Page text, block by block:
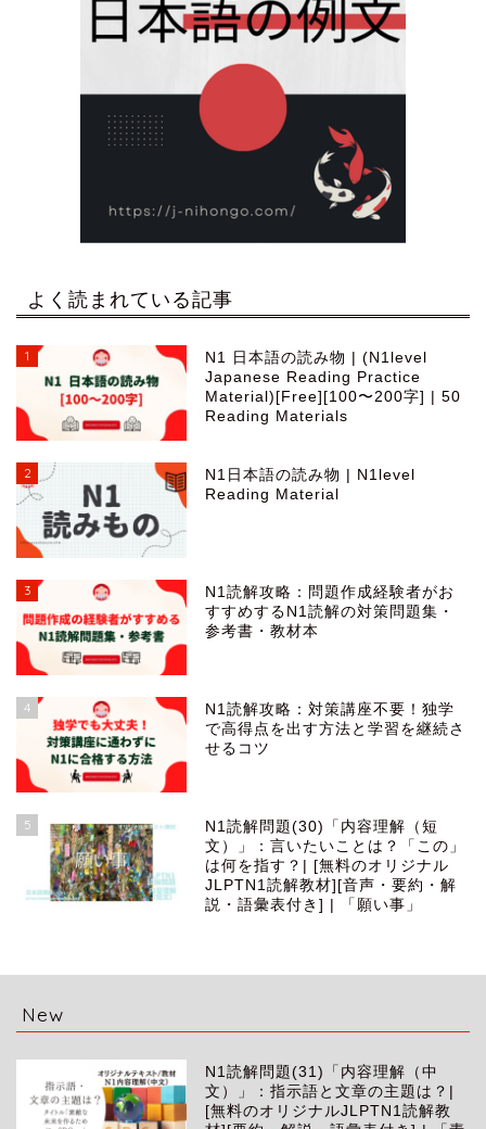
よく読まれている記事
1
N1 日本語の読み物 | (N1level
Japanese Reading Practice
Material)[Free][100〜200字] | 50
Reading Materials
2
N1日本語の読み物 | N1level
Reading Material
3
N1読解攻略：問題作成経験者がお
すすめするN1読解の対策問題集・
参考書・教材本
4
N1読解攻略：対策講座不要！独学
で高得点を出す方法と学習を継続さ
せるコツ
5
N1読解問題(30)「内容理解（短
文）」：言いたいことは？「この」
は何を指す？| [無料のオリジナル
JLPTN1読解教材][音声・要約・解
説・語彙表付き] | 「願い事」
New
N1読解問題(31)「内容理解（中
文）」：指示語と文章の主題は？|
[無料のオリジナルJLPTN1読解教